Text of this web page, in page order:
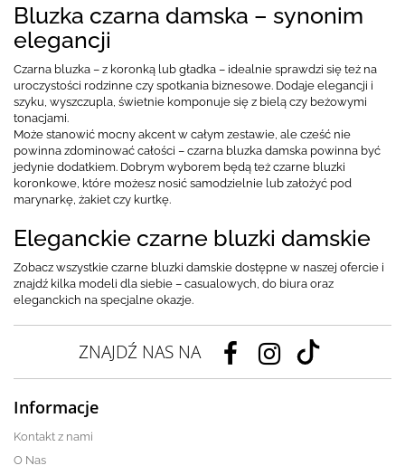
Bluzka czarna damska – synonim
elegancji
Czarna bluzka – z koronką lub gładka – idealnie sprawdzi się też na
uroczystości rodzinne czy spotkania biznesowe. Dodaje elegancji i
szyku, wyszczupla, świetnie komponuje się z bielą czy beżowymi
tonacjami.
Może stanowić mocny akcent w całym zestawie, ale cześć nie
powinna zdominować całości – czarna bluzka damska powinna być
jedynie dodatkiem. Dobrym wyborem będą też czarne bluzki
koronkowe, które możesz nosić samodzielnie lub założyć pod
marynarkę, żakiet czy kurtkę.
Eleganckie czarne bluzki damskie
Zobacz wszystkie czarne bluzki damskie dostępne w naszej ofercie i
znajdź kilka modeli dla siebie – casualowych, do biura oraz
eleganckich na specjalne okazje.
ZNAJDŹ NAS NA
Informacje
Kontakt z nami
O Nas